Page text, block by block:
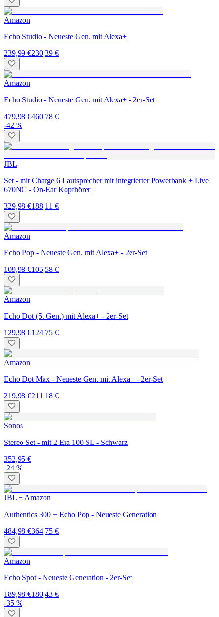
Amazon
Echo Studio - Neueste Gen. mit Alexa+
239,99 €230,39 €
Amazon
Echo Studio - Neueste Gen. mit Alexa+ - 2er-Set
479,98 €460,78 €
-42 %
JBL
Set - mit Charge 6 Lautsprecher mit integrierter Powerbank + Live
670NC - On-Ear Kopfhörer
329,98 €188,11 €
Amazon
Echo Pop - Neueste Gen. mit Alexa+ - 2er-Set
109,98 €105,58 €
Amazon
Echo Dot (5. Gen.) mit Alexa+ - 2er-Set
129,98 €124,75 €
Amazon
Echo Dot Max - Neueste Gen. mit Alexa+ - 2er-Set
219,98 €211,18 €
Sonos
Stereo Set - mit 2 Era 100 SL - Schwarz
352,95 €
-24 %
JBL + Amazon
Authentics 300 + Echo Pop - Neueste Generation
484,98 €364,75 €
Amazon
Echo Spot - Neueste Generation - 2er-Set
189,98 €180,43 €
-35 %